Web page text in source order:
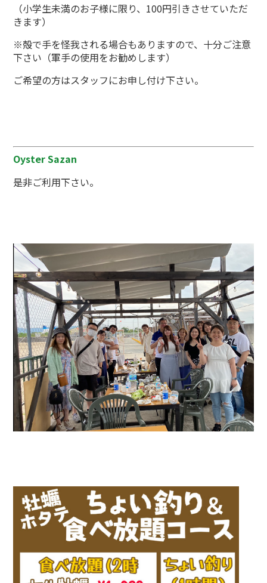
（小学生未満のお子様に限り、100円引きさせていただ
きます）
※殻で手を怪我される場合もありますので、十分ご注意
下さい（軍手の使用をお勧めします）
ご希望の方はスタッフにお申し付け下さい。
Oyster Sazan
是非ご利用下さい。